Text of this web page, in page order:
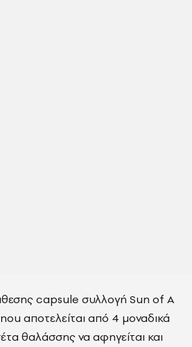
capsule συλλογή Sun of A
αποτελείται από 4 μοναδικά
θαλάσσης να αφηγείται και